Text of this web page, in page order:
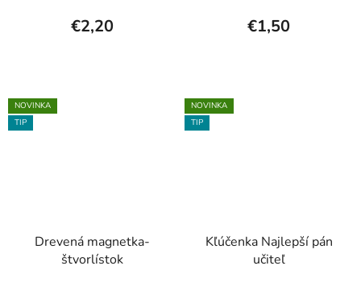
produktu
je
€2,20 €1,50
NOVINKA
TIP
Drevená magnetka-
štvorlístok
NOVINKA
TIP
Kľúčenka Najlepší pán
učiteľ